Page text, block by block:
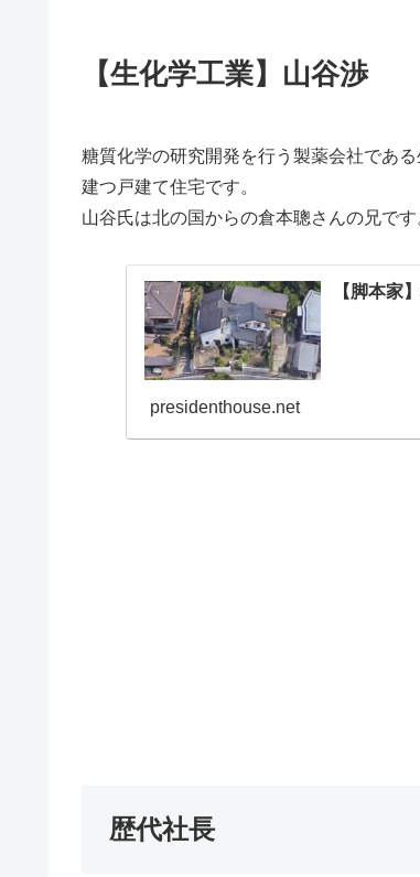
【生化学工業】山谷渉
糖質化学の研究開発を行う製薬会社であ
建つ戸建て住宅です。
山谷氏は北の国からの倉本聰さんの兄です
【脚本家
presidenthouse.net
歴代社長